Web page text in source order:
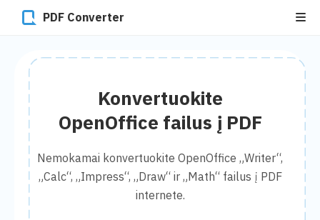
PDF Converter
Konvertuokite
OpenOffice failus į PDF
Nemokamai konvertuokite OpenOffice „Writer“,
„Calc“, „Impress“, „Draw“ ir „Math“ failus į PDF
internete.